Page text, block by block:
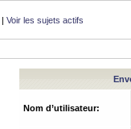
| Voir les sujets actifs
Nom d’utilisateur: